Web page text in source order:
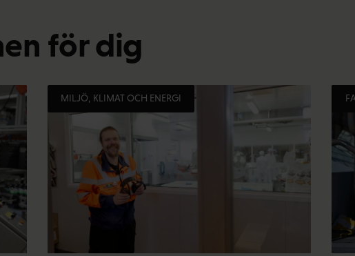
för dig
MILJÖ, KLIMAT OCH ENERGI